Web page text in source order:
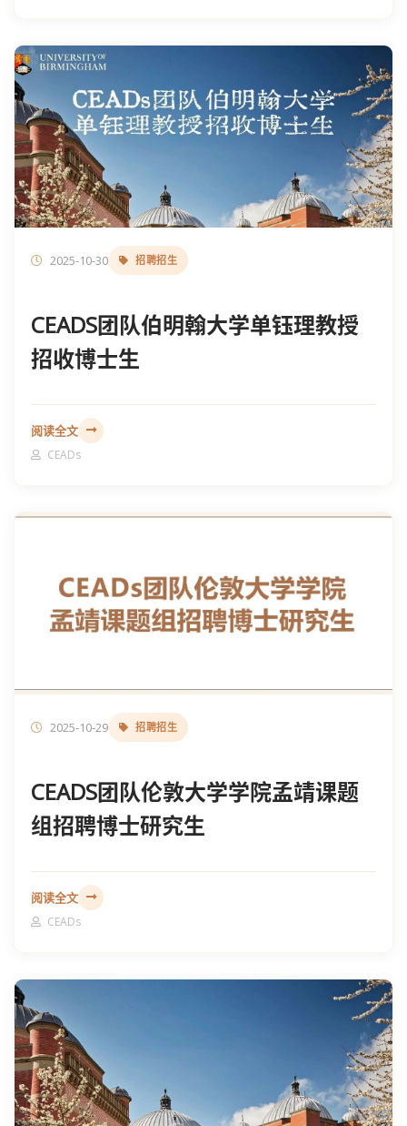
2025-10-30 招聘招生
CEADS团队伯明翰大学单钰理教授
招收博士生
阅读全文
CEADs
2025-10-29 招聘招生
CEADS团队伦敦大学学院孟靖课题
组招聘博士研究生
阅读全文
CEADs